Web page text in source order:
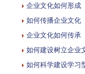
企业文化如何形成
如何传播企业文化
企业文化如何传承
如何建设树立企业
如何科学建设学习